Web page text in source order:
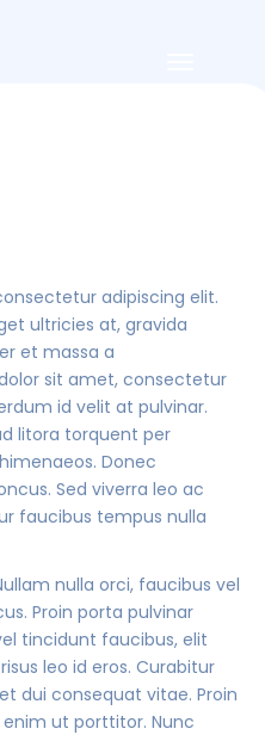
adipiscing elit.
ultricies at, gravida
et massa a
sit amet, consectetur
id velit at pulvinar.
litora torquent per
Donec
Sed viverra leo ac
faucibus tempus nulla
nulla orci, faucibus vel
Proin porta pulvinar
tincidunt faucibus, elit
leo id eros. Curabitur
dui consequat vitae. Proin
ut porttitor. Nunc